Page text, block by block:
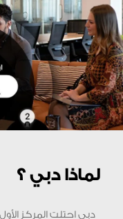
لماذا دبي ؟